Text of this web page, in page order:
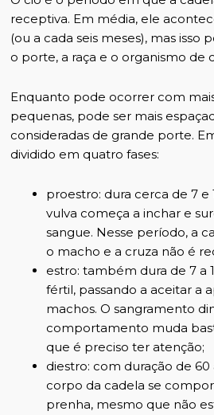
receptiva. Em média, ele
(ou a cada seis meses), mas isso
o porte, a raça e o organismo de
Enquanto pode ocorrer com
pequenas, pode ser mais
consideradas de grande porte.
dividido em quatro fases:
proestro: dura cerca de 7 e
vulva começa a inchar e
sangue. Nesse período, a
o macho e a cruza não é
estro: também dura de 7 a
fértil, passando a aceitar a
machos. O sangramento
comportamento muda
que é preciso ter atenção;
diestro: com duração de 60
corpo da cadela se
prenha, mesmo que não